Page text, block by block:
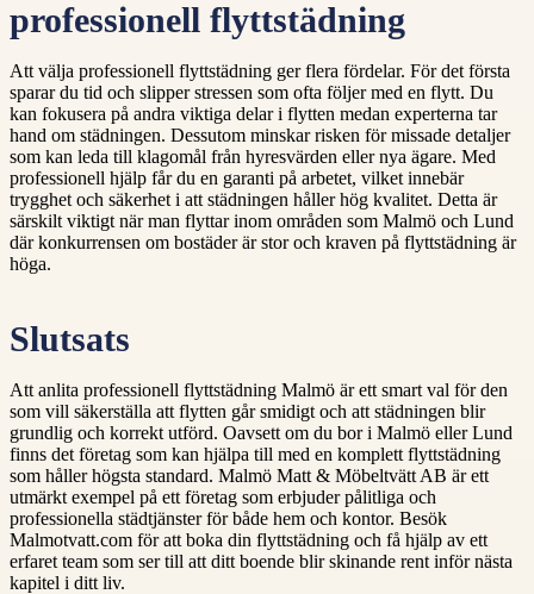
professionell flyttstädning
Att välja professionell flyttstädning ger flera fördelar. För det första
sparar du tid och slipper stressen som ofta följer med en flytt. Du
kan fokusera på andra viktiga delar i flytten medan experterna tar
hand om städningen. Dessutom minskar risken för missade detaljer
som kan leda till klagomål från hyresvärden eller nya ägare. Med
professionell hjälp får du en garanti på arbetet, vilket innebär
trygghet och säkerhet i att städningen håller hög kvalitet. Detta är
särskilt viktigt när man flyttar inom områden som Malmö och Lund
där konkurrensen om bostäder är stor och kraven på flyttstädning är
höga.
Slutsats
Att anlita professionell flyttstädning Malmö är ett smart val för den
som vill säkerställa att flytten går smidigt och att städningen blir
grundlig och korrekt utförd. Oavsett om du bor i Malmö eller Lund
finns det företag som kan hjälpa till med en komplett flyttstädning
som håller högsta standard. Malmö Matt & Möbeltvätt AB är ett
utmärkt exempel på ett företag som erbjuder pålitliga och
professionella städtjänster för både hem och kontor. Besök
Malmotvatt.com för att boka din flyttstädning och få hjälp av ett
erfaret team som ser till att ditt boende blir skinande rent inför nästa
kapitel i ditt liv.